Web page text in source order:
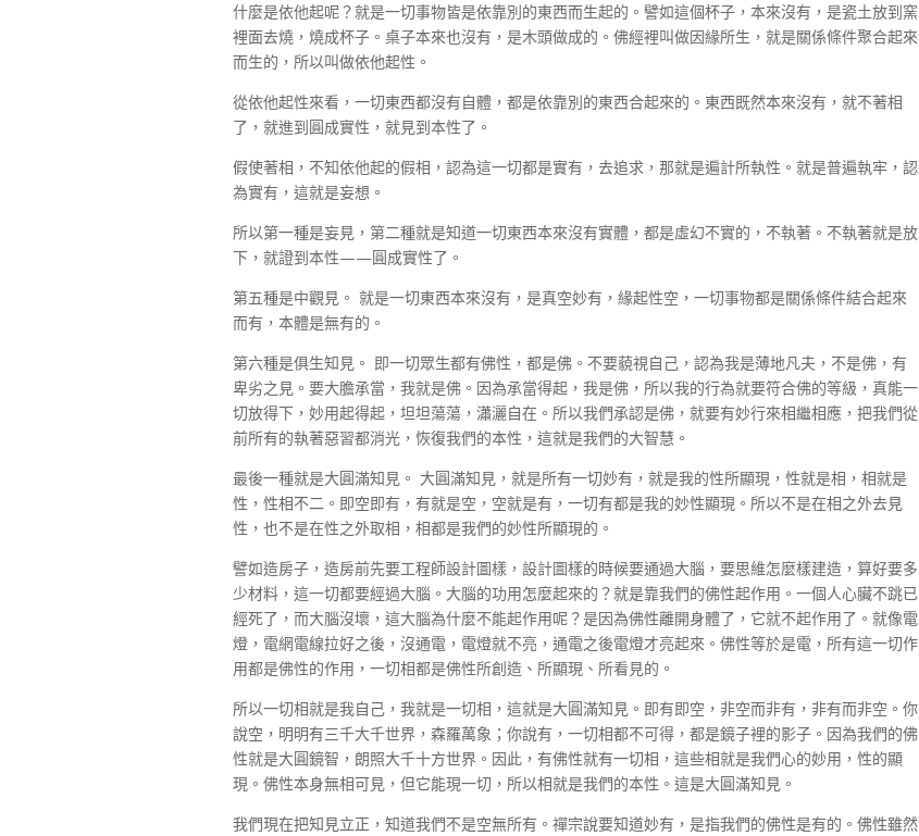
什麼是依他起呢？就是一切事物皆是依靠別的東西而生起的。譬如這個杯子，本來沒有，是瓷土放到窯
裡面去燒，燒成杯子。桌子本來也沒有，是木頭做成的。佛經裡叫做因緣所生，就是關係條件聚合起來
而生的，所以叫做依他起性。
從依他起性來看，一切東西都沒有自體，都是依靠別的東西合起來的。東西既然本來沒有，就不著相
了，就進到圓成實性，就見到本性了。
假使著相，不知依他起的假相，認為這一切都是實有，去追求，那就是遍計所執性。就是普遍執牢，認
為實有，這就是妄想。
所以第一種是妄見，第二種就是知道一切東西本來沒有實體，都是虛幻不實的，不執著。不執著就是放
下，就證到本性——圓成實性了。
第五種是中觀見。 就是一切東西本來沒有，是真空妙有，緣起性空，一切事物都是關係條件結合起來
而有，本體是無有的。
第六種是俱生知見。 即一切眾生都有佛性，都是佛。不要藐視自己，認為我是薄地凡夫，不是佛，有
卑劣之見。要大膽承當，我就是佛。因為承當得起，我是佛，所以我的行為就要符合佛的等級，真能一
切放得下，妙用起得起，坦坦蕩蕩，瀟灑自在。所以我們承認是佛，就要有妙行來相繼相應，把我們從
前所有的執著惡習都消光，恢復我們的本性，這就是我們的大智慧。
最後一種就是大圓滿知見。 大圓滿知見，就是所有一切妙有，就是我的性所顯現，性就是相，相就是
性，性相不二。即空即有，有就是空，空就是有，一切有都是我的妙性顯現。所以不是在相之外去見
性，也不是在性之外取相，相都是我們的妙性所顯現的。
譬如造房子，造房前先要工程師設計圖樣，設計圖樣的時候要通過大腦，要思維怎麼樣建造，算好要多
少材料，這一切都要經過大腦。大腦的功用怎麼起來的？就是靠我們的佛性起作用。一個人心臟不跳已
經死了，而大腦沒壞，這大腦為什麼不能起作用呢？是因為佛性離開身體了，它就不起作用了。就像電
燈，電網電線拉好之後，沒通電，電燈就不亮，通電之後電燈才亮起來。佛性等於是電，所有這一切作
用都是佛性的作用，一切相都是佛性所創造、所顯現、所看見的。
所以一切相就是我自己，我就是一切相，這就是大圓滿知見。即有即空，非空而非有，非有而非空。你
說空，明明有三千大千世界，森羅萬象；你說有，一切相都不可得，都是鏡子裡的影子。因為我們的佛
性就是大圓鏡智，朗照大千十方世界。因此，有佛性就有一切相，這些相就是我們心的妙用，性的顯
現。佛性本身無相可見，但它能現一切，所以相就是我們的本性。這是大圓滿知見。
我們現在把知見立正，知道我們不是空無所有。禪宗說要知道妙有，是指我們的佛性是有的。佛性雖然